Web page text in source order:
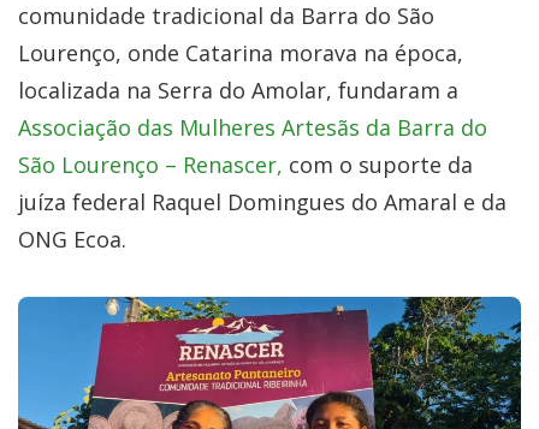
comunidade tradicional da Barra do São
Lourenço, onde Catarina morava na época,
localizada na Serra do Amolar, fundaram a
Associação das Mulheres Artesãs da Barra do
São Lourenço – Renascer, com o suporte da
juíza federal Raquel Domingues do Amaral e da
ONG Ecoa.